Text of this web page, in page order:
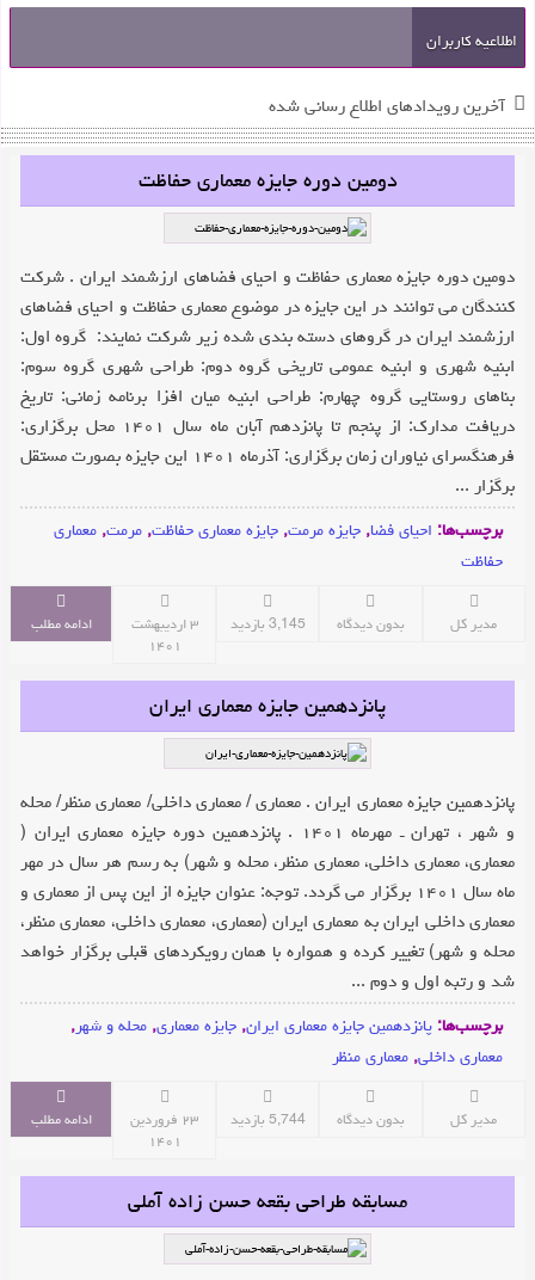
اطلاعیه کاربران
آخرین رویدادهای اطلاع رسانی شده
دومین دوره جایزه معماری حفاظت
دومین دوره جایزه معماری حفاظت و احیای فضاهای ارزشمند ایران . شرکت
کنندگان می توانند در این جایزه در موضوع معماری حفاظت و احیای فضاهای
ارزشمند ایران در گروهای دسته بندی شده زیر شرکت نمایند: گروه اول:
ابنیه شهری و ابنیه عمومی تاریخی گروه دوم: طراحی شهری گروه سوم:
بناهای روستایی گروه چهارم: طراحی ابنیه میان افزا برنامه زمانی: تاریخ
دریافت مدارک: از پنجم تا پانزدهم آبان ماه سال ۱۴۰۱ محل برگزاری:
فرهنگسرای نیاوران زمان برگزاری: آذرماه ۱۴۰۱ این جایزه بصورت مستقل
برگزار ...
برچسب‌ها: احیای فضا,جایزه مرمت,جایزه معماری حفاظت,مرمت,معماری
حفاظت
مدیر کل بدون دیدگاه 3,145 بازدید ۳ اردیبهشت
۱۴۰۱
ادامه مطلب
پانزدهمین جایزه معماری ایران
پانزدهمین جایزه معماری ایران . معماری / معماری داخلی/ معماری منظر/ محله
و شهر ، تهران ‌ـ مهرماه ۱۴۰۱ . پانزدهمین دوره جایزه معماری ایران (
معماری، معماری داخلی، معماری منظر، محله و شهر) به رسم هر سال در مهر
ماه سال ۱۴۰۱ برگزار می گردد. توجه: عنوان جایزه از این پس از معماری و
معماری داخلی ایران به معماری ایران (معماری، معماری داخلی، معماری منظر،
محله و شهر) تغییر کرده و همواره با همان رویکردهای قبلی برگزار خواهد
شد و رتبه اول و دوم ...
برچسب‌ها:پانزدهمین جایزه معماری ایران,جایزه معماری,محله و شهر,
معماری داخلی,معماری منظر
مدیر کل بدون دیدگاه 5,744 بازدید ۲۳ فروردین
۱۴۰۱
ادامه مطلب
مسابقه طراحی بقعه حسن زاده آملی